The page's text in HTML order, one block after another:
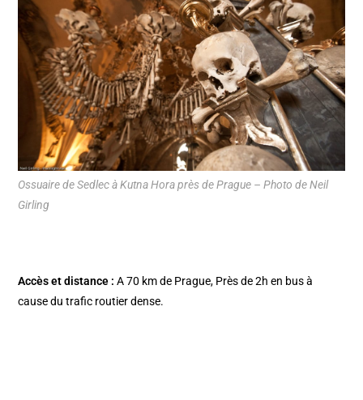
Ossuaire de Sedlec à Kutna Hora près de Prague – Photo de Neil
Girling
Accès et distance : A 70 km de Prague, Près de 2h en bus à
cause du trafic routier dense.